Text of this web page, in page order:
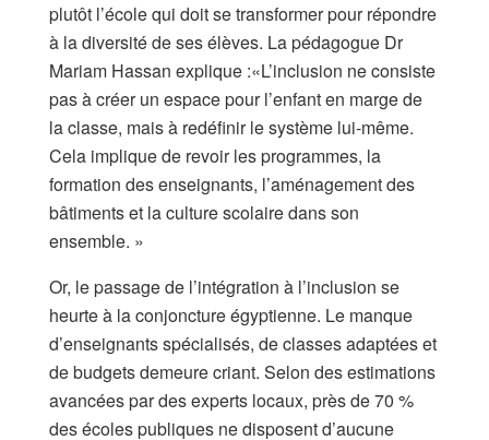
plutôt l’école qui doit se transformer pour répondre
à la diversité de ses élèves. La pédagogue Dr
Mariam Hassan explique :«L’inclusion ne consiste
pas à créer un espace pour l’enfant en marge de
la classe, mais à redéfinir le système lui-même.
Cela implique de revoir les programmes, la
formation des enseignants, l’aménagement des
bâtiments et la culture scolaire dans son
ensemble. »
Or, le passage de l’intégration à l’inclusion se
heurte à la conjoncture égyptienne. Le manque
d’enseignants spécialisés, de classes adaptées et
de budgets demeure criant. Selon des estimations
avancées par des experts locaux, près de 70 %
des écoles publiques ne disposent d’aucune